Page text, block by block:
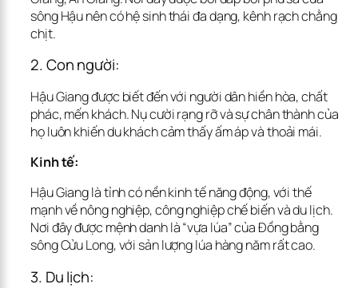
sông Hậu nên có hệ sinh thái đa dạng, kênh rạch chằng
chịt.
2. Con người:
Hậu Giang được biết đến với người dân hiền hòa, chất
phác, mến khách. Nụ cười rạng rỡ và sự chân thành của
họ luôn khiến du khách cảm thấy ấm áp và thoải mái.
Kinh tế:
Hậu Giang là tỉnh có nền kinh tế năng động, với thế
mạnh về nông nghiệp, công nghiệp chế biến và du lịch.
Nơi đây được mệnh danh là “vựa lúa” của Đồng bằng
sông Cửu Long, với sản lượng lúa hàng năm rất cao.
3. Du lịch: